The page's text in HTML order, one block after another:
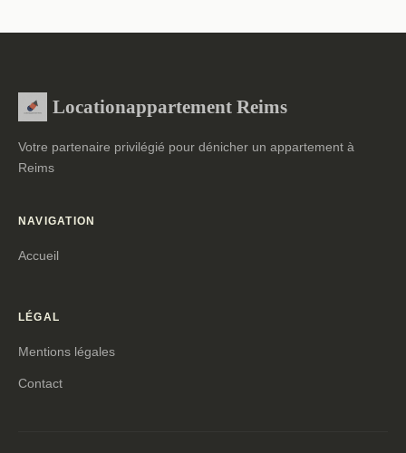
Locationappartement Reims
Votre partenaire privilégié pour dénicher un appartement à
Reims
NAVIGATION
Accueil
LÉGAL
Mentions légales
Contact